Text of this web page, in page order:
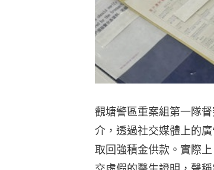
觀塘警區重案組第一隊
介，透過社交媒體上的
取回強積金供款。實際